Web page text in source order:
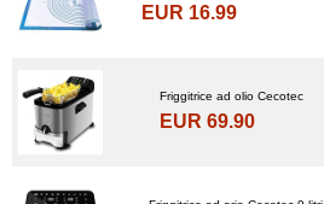
EUR 16.99
Friggitrice ad olio Cecotec
EUR 69.90